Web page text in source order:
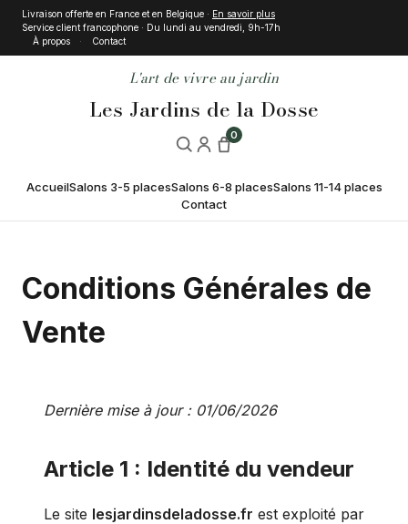
Livraison offerte en France et en Belgique · En savoir plus
Service client francophone · Du lundi au vendredi, 9h-17h
À propos
Contact
L'art de vivre au jardin
Les Jardins de la Dosse
0
AccueilSalons 3-5 placesSalons 6-8 placesSalons 11-14 places
Contact
Conditions Générales de
Vente
Dernière mise à jour : 01/06/2026
Article 1 : Identité du vendeur
Le site lesjardinsdeladosse.fr est exploité par